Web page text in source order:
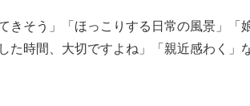
きそう」「ほっこりする日常の風景」「
た時間、大切ですよね」「親近感わく」